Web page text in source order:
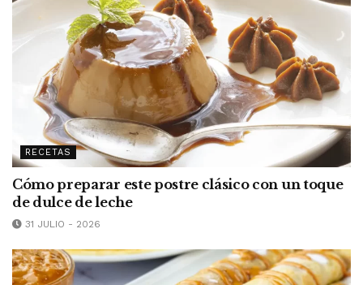
RECETAS
Cómo preparar este postre clásico con un toque
de dulce de leche
31 JULIO - 2026